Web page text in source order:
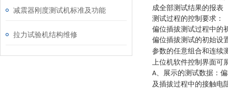
减震器刚度测试机标准及功能
拉力试验机结构维修
成全部测试结果的报表
测试过程的控制要求：
偏位插拔测试过程中的
偏位插拔测试的初始设
参数的任意组合和连续
上位机软件控制界面可
A、展示的测试数据：
及插拔过程中的接触电